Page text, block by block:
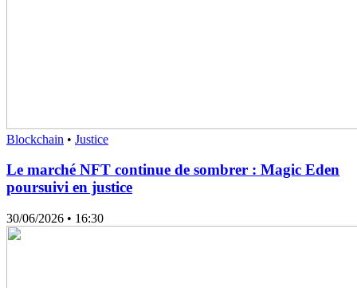
Blockchain • Justice
Le marché NFT continue de sombrer : Magic Eden
poursuivi en justice
30/06/2026 • 16:30